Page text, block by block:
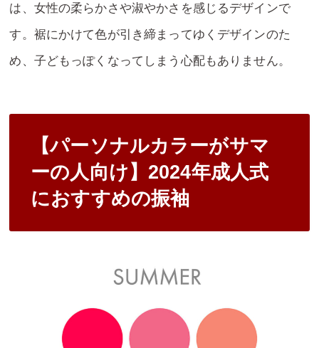
は、女性の柔らかさや淑やかさを感じるデザインで
す。裾にかけて色が引き締まってゆくデザインのた
め、子どもっぽくなってしまう心配もありません。
【パーソナルカラーがサマ
ーの人向け】2024年成人式
におすすめの振袖